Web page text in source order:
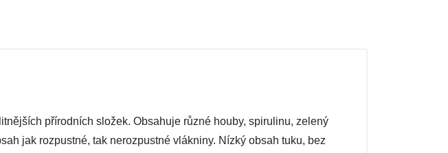
přírodních složek. Obsahuje různé houby, spirulinu, zelený
jak rozpustné, tak nerozpustné vlákniny. Nízký obsah tuku, bez